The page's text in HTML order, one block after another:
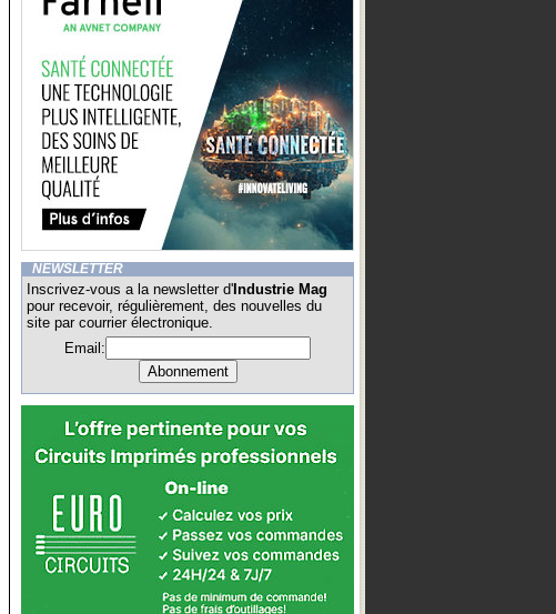
NEWSLETTER
Inscrivez-vous a la newsletter d' Industrie Mag
pour recevoir, régulièrement, des nouvelles du
site par courrier électronique.
Email: